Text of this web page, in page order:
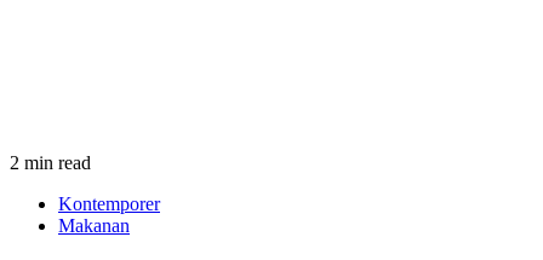
2 min read
Kontemporer
Makanan